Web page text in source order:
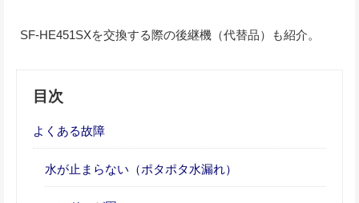
SF-HE451SXを交換する際の後継機（代替品）も紹介。
目次
よくある故障
水が止まらない（ポタポタ水漏れ）